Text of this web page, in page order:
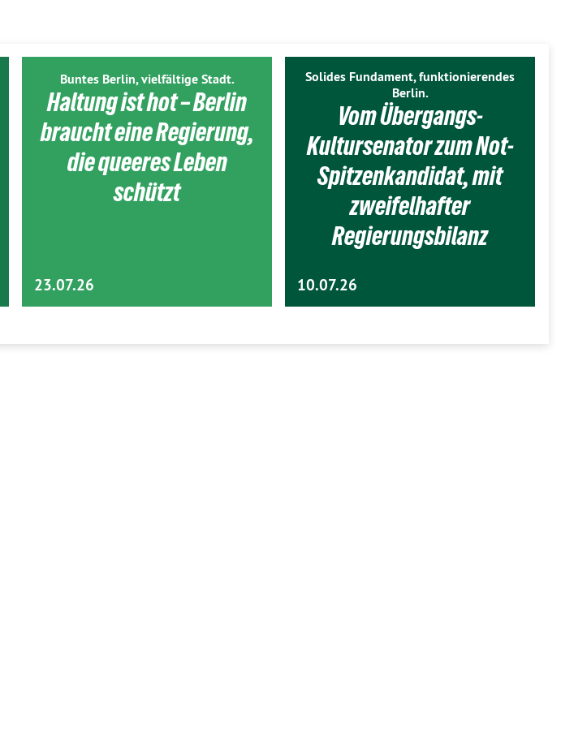
Buntes Berlin, vielfältige Stadt.
Haltung ist hot – Berlin
braucht eine Regierung,
die queeres Leben
schützt
23.07.26
Solides Fundament, funktionierendes
Berlin.
Vom Übergangs-
Kultursenator zum Not-
Spitzenkandidat, mit
zweifelhafter
Regierungsbilanz
10.07.26